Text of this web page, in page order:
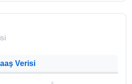
Verisi